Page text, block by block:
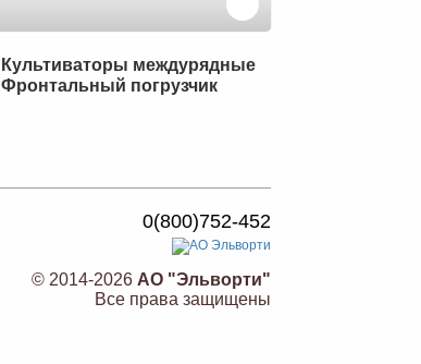
Культиваторы междурядные
Фронтальный погрузчик
0(800)752-452
© 2014-2026 АО "Эльворти"
Все права защищены